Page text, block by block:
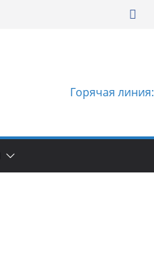
Горячая линия: